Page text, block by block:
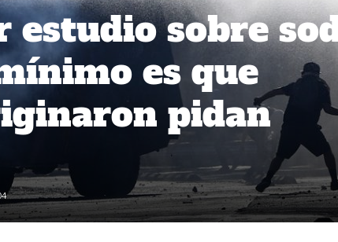
sobre
es que
pidan